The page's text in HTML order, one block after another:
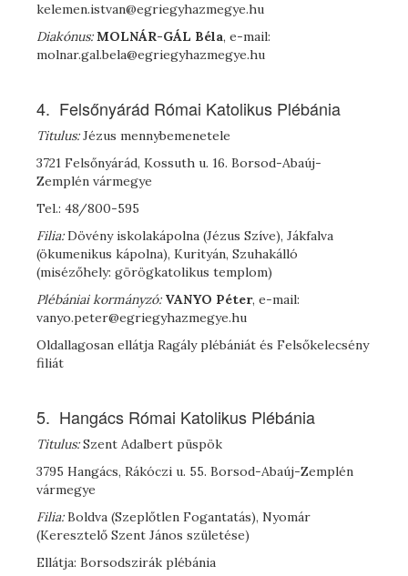
kelemen.istvan@egriegyhazmegye.hu
Diakónus:MOLNÁR-GÁL Béla, e-mail:
molnar.gal.bela@egriegyhazmegye.hu
4. Felsőnyárád Római Katolikus Plébánia
Titulus:Jézus mennybemenetele
3721 Felsőnyárád, Kossuth u. 16. Borsod-Abaúj-
Zemplén vármegye
Tel.: 48/800-595
Filia:Dövény iskolakápolna (Jézus Szíve), Jákfalva
(ökumenikus kápolna), Kurityán, Szuhakálló
(misézőhely: görögkatolikus templom)
Plébániai kormányzó: VANYO Péter, e-mail:
vanyo.peter@egriegyhazmegye.hu
Oldallagosan ellátja Ragály plébániát és Felsőkelecsény
filiát
5. Hangács Római Katolikus Plébánia
Titulus:Szent Adalbert püspök
3795 Hangács, Rákóczi u. 55. Borsod-Abaúj-Zemplén
vármegye
Filia:Boldva (Szeplőtlen Fogantatás), Nyomár
(Keresztelő Szent János születése)
Ellátja: Borsodszirák plébánia